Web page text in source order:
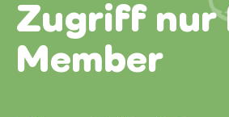
Zugriff nur
Member